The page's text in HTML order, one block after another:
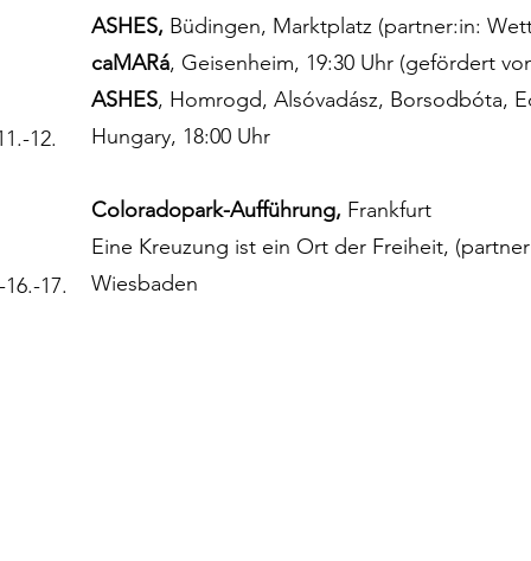
12.
17.
ASHES, Büdingen, Marktplatz (partner:in:
caMARá, Geisenheim, 19:30 Uhr (gefördert
ASHES, Homrogd, Alsóvadász, Borsodbóta,
Hungary, 18:00 Uhr
Coloradopark-Aufführung, Frankfurt
Eine Kreuzung ist ein Ort der Freiheit,
Wiesbaden